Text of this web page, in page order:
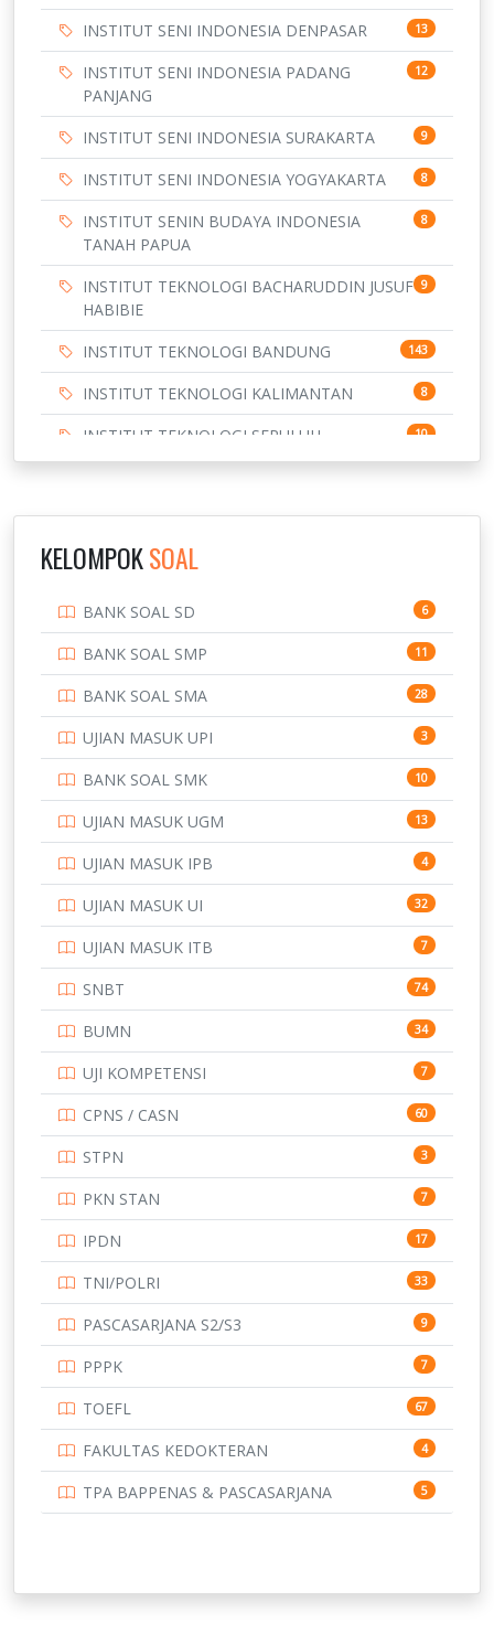
INSTITUT SENI INDONESIA DENPASAR 13
INSTITUT SENI INDONESIA PADANG
PANJANG
12
INSTITUT SENI INDONESIA SURAKARTA 9
INSTITUT SENI INDONESIA YOGYAKARTA 8
INSTITUT SENIN BUDAYA INDONESIA
TANAH PAPUA
8
INSTITUT TEKNOLOGI BACHARUDDIN JUSUF
HABIBIE
9
INSTITUT TEKNOLOGI BANDUNG 143
INSTITUT TEKNOLOGI KALIMANTAN 8
INSTITUT TEKNOLOGI SEPULUH
NOVEMBER
10
3
169
7
PTDI STTD 4
133
SMA 146
SMK 231
SMP 134
STIP 2
153
345
UNIVERSITAS AIRLANGGA 15
16
15
15
14
14
UNIVERSITAS CENDRAWASIH 14
15
219
11
144
UNIVERSITAS JEMBER
KELOMPOKSOAL
BANK SOAL SD 6
BANK SOAL SMP 11
BANK SOAL SMA 28
UJIAN MASUK UPI 3
BANK SOAL SMK 10
UJIAN MASUK UGM 13
UJIAN MASUK IPB 4
UJIAN MASUK UI 32
UJIAN MASUK ITB 7
SNBT 74
BUMN 34
UJI KOMPETENSI 7
CPNS / CASN 60
STPN 3
PKN STAN 7
IPDN 17
TNI/POLRI 33
PASCASARJANA S2/S3 9
PPPK 7
TOEFL 67
FAKULTAS KEDOKTERAN 4
TPA BAPPENAS & PASCASARJANA 5